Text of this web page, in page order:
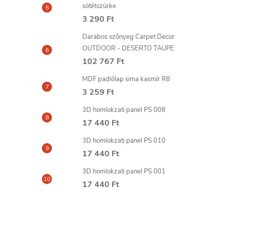
sötétszürke
3 290 Ft
Darabos szőnyeg Carpet Decor
OUTDOOR - DESERTO TAUPE
102 767 Ft
MDF padlólap sima kasmír R8
3 259 Ft
3D homlokzati panel PS 008
17 440 Ft
3D homlokzati panel PS 010
17 440 Ft
3D homlokzati panel PS 001
17 440 Ft